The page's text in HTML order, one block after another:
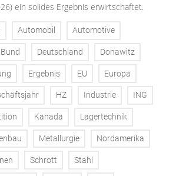
ein solides Ergebnis erwirtschaftet.
Automobil Automotive
Bund Deutschland Donawitz
Ergebnis EU Europa
HZ Industrie ING
Kanada Lagertechnik
Metallurgie Nordamerika
Schrott Stahl